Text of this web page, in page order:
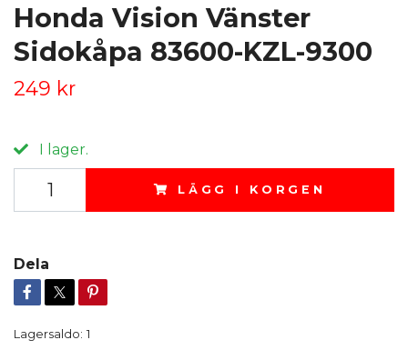
Honda Vision Vänster
Sidokåpa 83600-KZL-9300
249 kr
I lager.
LÄGG I KORGEN
Dela
Lagersaldo: 1